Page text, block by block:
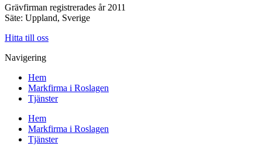
Grävfirman registrerades år 2011
Säte: Uppland, Sverige
Hitta till oss
Navigering
Hem
Markfirma i Roslagen
Tjänster
Hem
Markfirma i Roslagen
Tjänster